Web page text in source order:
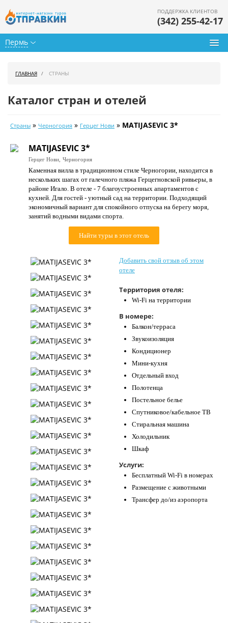
Пермь
ПОДДЕРЖКА КЛИЕНТОВ
(342) 255-42-17
Календарь туров
Цены дня
Страны
Как купить
О нас
ГЛАВНАЯ СТРАНЫ
Каталог стран и отелей
Страны » Черногория » Герцег Нови » MATIJASEVIC 3*
MATIJASEVIC 3*
Герцег Нови, Черногория
Каменная вилла в традиционном стиле Черногории, находится в
нескольких шагах от галечного пляжа Герцегновской ривьеры, в
районе Игало. В отеле - 7 благоустроенных апартаментов с
кухней. Для гостей - уютный сад на территории. Подходящий
экономичный вариант для спокойного отпуска на берегу моря,
занятий водными видами спорта.
Найти туры в этот отель
Добавить свой отзыв об этом
отеле
Территория отеля:
Wi-Fi на территории
В номере:
Балкон/терраса
Звукоизоляция
Кондиционер
Мини-кухня
Отдельный вход
Полотенца
Постельное белье
Спутниковое/кабельное ТВ
Стиральная машина
Холодильник
Шкаф
Услуги:
Бесплатный Wi-Fi в номерах
Размещение с животными
Трансфер до/из аэропорта